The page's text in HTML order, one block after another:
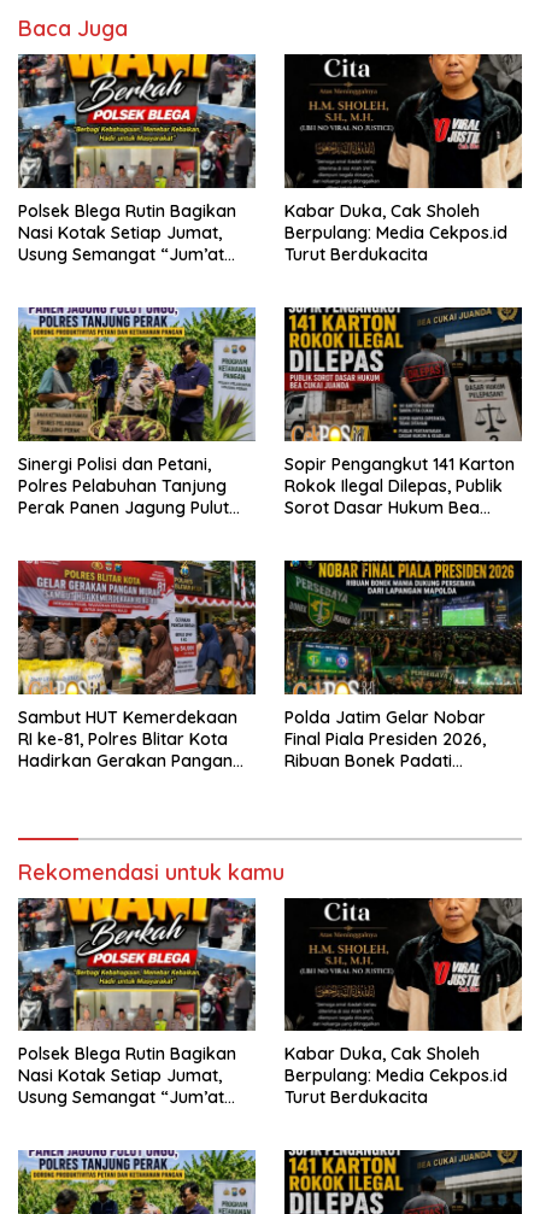
Baca Juga
Polsek Blega Rutin Bagikan
Nasi Kotak Setiap Jumat,
Usung Semangat “Jum’at
Kabar Duka, Cak Sholeh
Berpulang: Media Cekpos.id
Turut Berdukacita
Sinergi Polisi dan Petani,
Polres Pelabuhan Tanjung
Perak Panen Jagung Pulut
Sopir Pengangkut 141 Karton
Rokok Ilegal Dilepas, Publik
Sorot Dasar Hukum Bea
Sambut HUT Kemerdekaan
RI ke-81, Polres Blitar Kota
Hadirkan Gerakan Pangan
Polda Jatim Gelar Nobar
Final Piala Presiden 2026,
Ribuan Bonek Padati
Rekomendasi untuk kamu
Polsek Blega Rutin Bagikan
Nasi Kotak Setiap Jumat,
Usung Semangat “Jum’at
Kabar Duka, Cak Sholeh
Berpulang: Media Cekpos.id
Turut Berdukacita